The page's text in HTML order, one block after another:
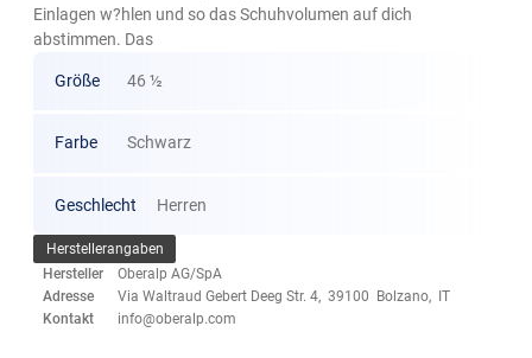
Einlagen w?hlen und so das Schuhvolumen auf dich
abstimmen. Das
Größe 46 ½
Farbe Schwarz
Geschlecht Herren
Herstellerangaben
Hersteller
Oberalp AG/SpA
Adresse
Via Waltraud Gebert Deeg Str. 4, 39100 Bolzano, IT
Kontakt
info@oberalp.com